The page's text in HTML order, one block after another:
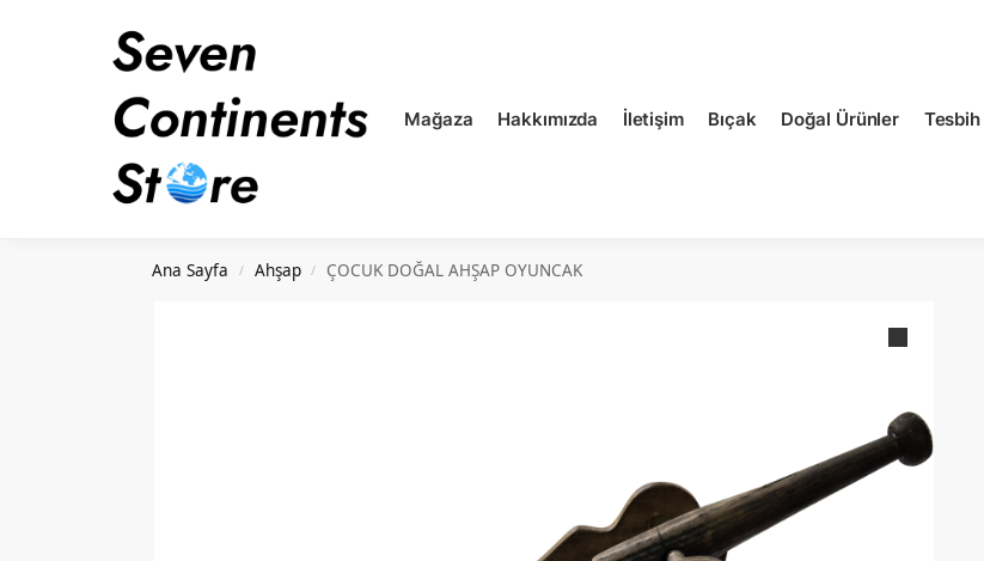
Mağaza Hakkımızda İletişim Bıçak Doğal Ürünler Tesbih
Ana Sayfa / Ahşap / ÇOCUK DOĞAL AHŞAP OYUNCAK